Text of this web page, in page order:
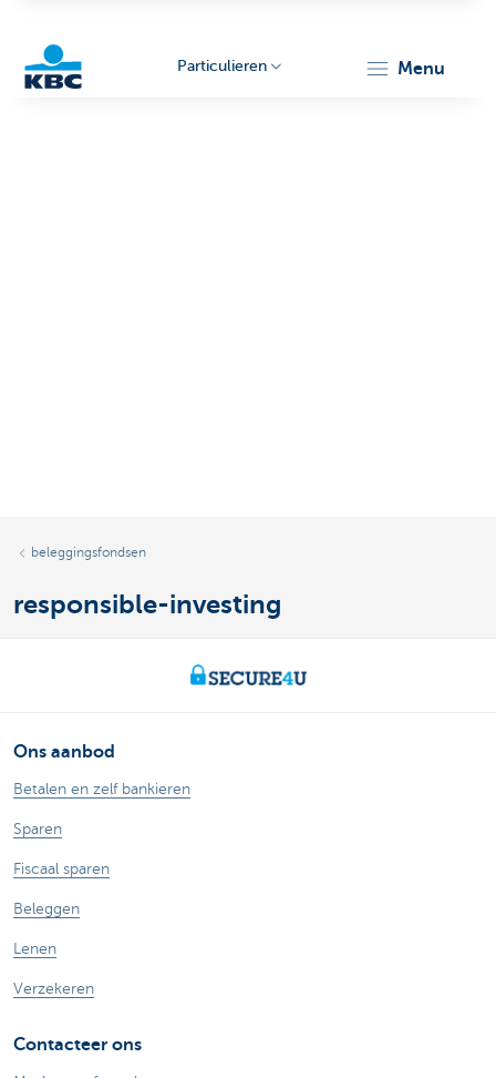
Particulieren menu
beleggingsfondsen
responsible-investing
Ons aanbod
Betalen en zelf bankieren
Sparen
Fiscaal sparen
Beleggen
Lenen
Verzekeren
Contacteer ons